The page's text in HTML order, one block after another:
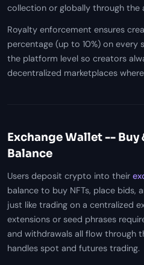
collection or globally through the
Royalty enforcement ensures
percentage (up to 10%) on
the platform level so creators
decentralized marketplaces
Exchange Wallet -- Buy
Balance
Users deposit crypto into their
balance to buy NFTs, place bids,
just like trading on a centralized
extensions or seed phrases
and withdrawals all flow through
handles spot and futures trading.